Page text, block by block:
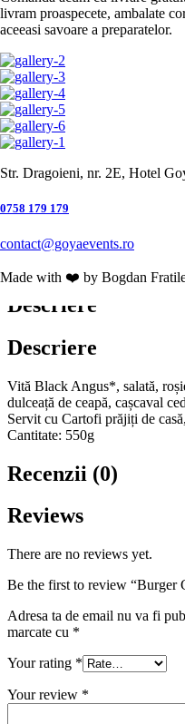
livram proaspecete, ambalate
aceeasi savoare a preparatelor.
Str. Dragoieni, nr. 2E, Hotel
0758 179 179
contact@goyaevents.ro
Made with ❤️ by Bogdan
Garnituri
Desert
59,00lei
Program livrari: 10:00 –
Ambalaj *
Ambalaj simplu
Quantity:
Categorie:
Share: Facebook
Descriere
Descriere
Descriere
Vită Black Angus*, salată,
dulceață de ceapă, cașcaval
Servit cu Cartofi prăjiți de
Cantitate: 550g
Recenzii (0)
Reviews
There are no reviews yet.
Be the first to review “Burger
Adresa ta de email nu va fi
marcate cu *
Your rating *
Your review *